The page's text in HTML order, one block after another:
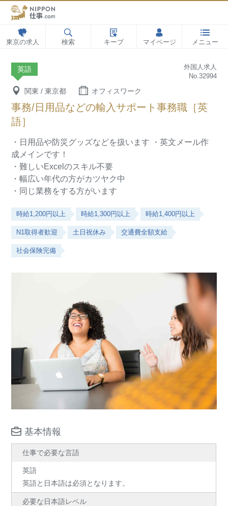
東京の求人 検索 キープ マイページ メニュー
英語
外国人求人
No.32994
関東 / 東京都 オフィスワーク
事務/日用品などの輸入サポート事務職［英
語］
・日用品や防災グッズなどを扱います ・英文メール作
成メインです！
・難しいExcelのスキル不要
・幅広い年代の方がカツヤク中
・同じ業務をする方がいます
時給1,200円以上 時給1,300円以上 時給1,400円以上
N1取得者歓迎 土日祝休み 交通費全額支給
社会保険完備
基本情報
仕事で必要な言語
英語
英語と日本語は必須となります。
必要な日本語レベル